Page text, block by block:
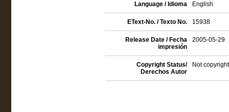
Language / Idioma English
EText-No. / Texto No. 15938
Release Date / Fecha
impresión
2005-05-29
Copyright Status/
Derechos Autor
Not